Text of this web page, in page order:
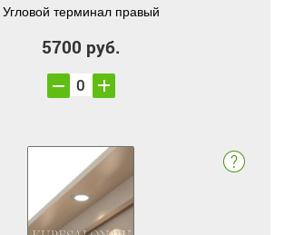
Угловой терминал правый
5700 руб.